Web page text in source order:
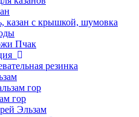
казан с крышкой, шумовка
Пчак
резинка
гор
гор
Эльзам